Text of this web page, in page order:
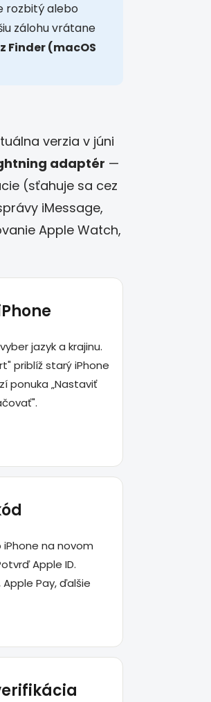
rozbitý alebo
zálohu vrátane
Finder (macOS
verzia v júni
adaptér —
(sťahuje sa cez
iMessage,
Apple Watch,
jazyk a krajinu.
priblíž starý iPhone
ponuka „Nastaviť
na novom
Apple ID.
Apple Pay, ďalšie